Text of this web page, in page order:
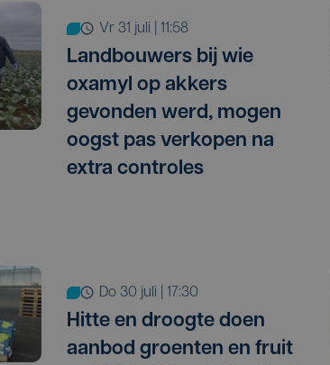
vr 31 juli | 11:58
Landbouwers bij wie
oxamyl op akkers
gevonden werd, mogen
oogst pas verkopen na
extra controles
do 30 juli | 17:30
Hitte en droogte doen
aanbod groenten en fruit